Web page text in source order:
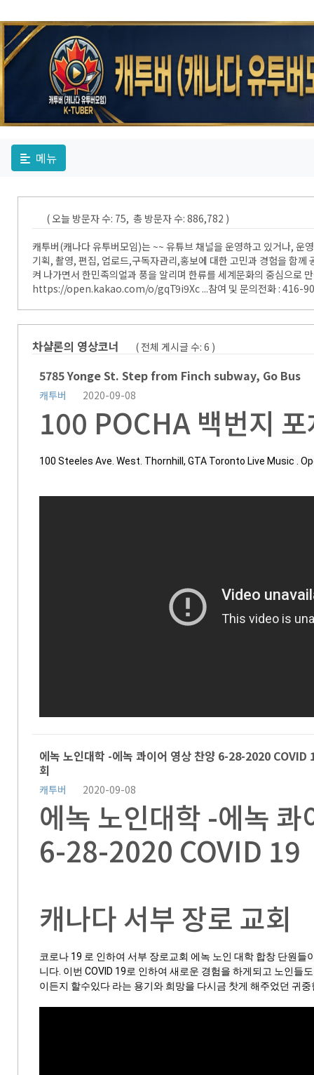
메뉴
( 오늘 방문자 수: 75, 총 방문자 수: 886,782 )
캐투버(캐나다 유투버모임)는 ~~ 유튜브 채널을 운영하고 있거나, 운
기획, 촬영, 편집, 업로드,구독자관리,홍보에 대한 고민과 경험을 함께
켜 나가면서 한민족의얼과 풍을 알리며 한류를 세계문화의 중심으로
https://open.kakao.com/o/gqT9i9Xc ...참여 및 문의전화 : 416-
차샬론의 영상코너 ( 전체 게시글 수: 6 )
5785 Yonge St. Step from Finch subway, Go Bus
캐투버 2020-09-08
100 POCHA 백번지
100 Steeles Ave. West. Thornhill, GTA Toronto Live Music .
에녹 노인대학 -에녹 콰이어 영상 찬양 6-28-2020 COVID
회
캐투버 2020-09-08
에녹 노인대학 -에녹 콰
6-28-2020 COVID 19
캐나다 서부 장로 교회
코로나 19 로 인하여 서부 장로교회 에녹 노인 대학 합창 단원들
니다. 이번 COVID 19로 인하여 새로운 경험을 하게되고 노인들
이든지 할수있다 라는 용기와 희망을 다시금 찻게 해주었던 귀중